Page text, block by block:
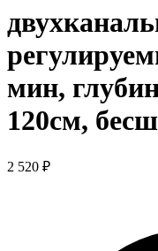
мин,
120см,
2 520 ₽